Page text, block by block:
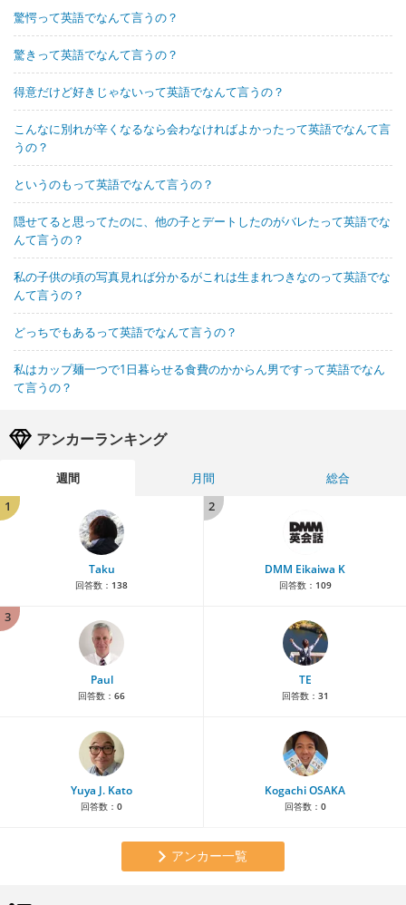
驚愕って英語でなんて言うの？
驚きって英語でなんて言うの？
得意だけど好きじゃないって英語でなんて言うの？
こんなに別れが辛くなるなら会わなければよかったって英語でなんて言
うの？
というのもって英語でなんて言うの？
隠せてると思ってたのに、他の子とデートしたのがバレたって英語でな
んて言うの？
私の子供の頃の写真見れば分かるがこれは生まれつきなのって英語でな
んて言うの？
どっちでもあるって英語でなんて言うの？
私はカップ麺一つで1日暮らせる食費のかからん男ですって英語でなん
て言うの？
アンカーランキング
週間 月間
総合
1
Taku
回答数： 138
2
DMM Eikaiwa K
回答数： 109
3
Paul
回答数： 66
TE
回答数： 31
Yuya J. Kato
回答数： 0
Kogachi OSAKA
回答数： 0
アンカー一覧